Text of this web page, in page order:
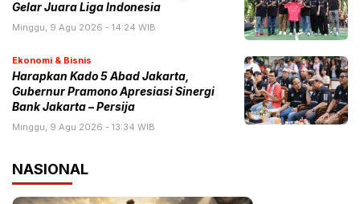
Gelar Juara Liga Indonesia
Minggu, 9 Agu 2026 - 14:24 WIB
Ekonomi & Bisnis
Harapkan Kado 5 Abad Jakarta,
Gubernur Pramono Apresiasi Sinergi
Bank Jakarta – Persija
Minggu, 9 Agu 2026 - 13:34 WIB
NASIONAL